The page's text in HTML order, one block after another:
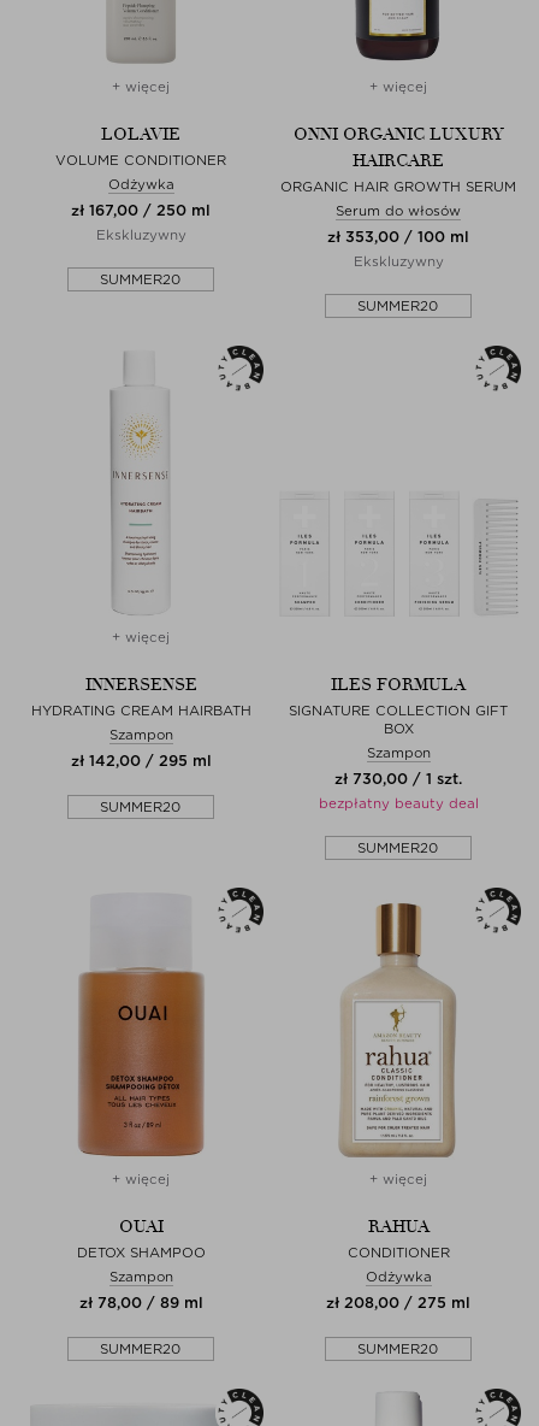
+ więcej
LOLAVIE
VOLUME CONDITIONER
Odżywka
zł 167,00 / 250 ml
Ekskluzywny
SUMMER20
+ więcej
ONNI ORGANIC LUXURY
HAIRCARE
ORGANIC HAIR GROWTH SERUM
Serum do włosów
zł 353,00 / 100 ml
Ekskluzywny
SUMMER20
+ więcej
INNERSENSE
HYDRATING CREAM HAIRBATH
Szampon
zł 142,00 / 295 ml
SUMMER20
ILES FORMULA
SIGNATURE COLLECTION GIFT
BOX
Szampon
zł 730,00 / 1 szt.
bezpłatny beauty deal
SUMMER20
+ więcej
OUAI
DETOX SHAMPOO
Szampon
zł 78,00 / 89 ml
SUMMER20
+ więcej
RAHUA
CONDITIONER
Odżywka
zł 208,00 / 275 ml
SUMMER20